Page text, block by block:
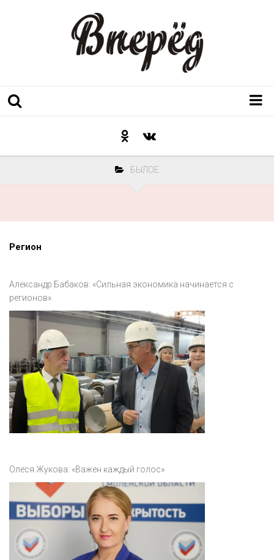
Послесловие к празднику
Акция
Конкурс
Люди родного края
Национальные проекты
Память
Наши юбиляры
БЫЛОЕ
Регион
Александр Бабаков: «Сильная экономика начинается с
регионов».
Олеся Жукова: «Важен каждый голос»